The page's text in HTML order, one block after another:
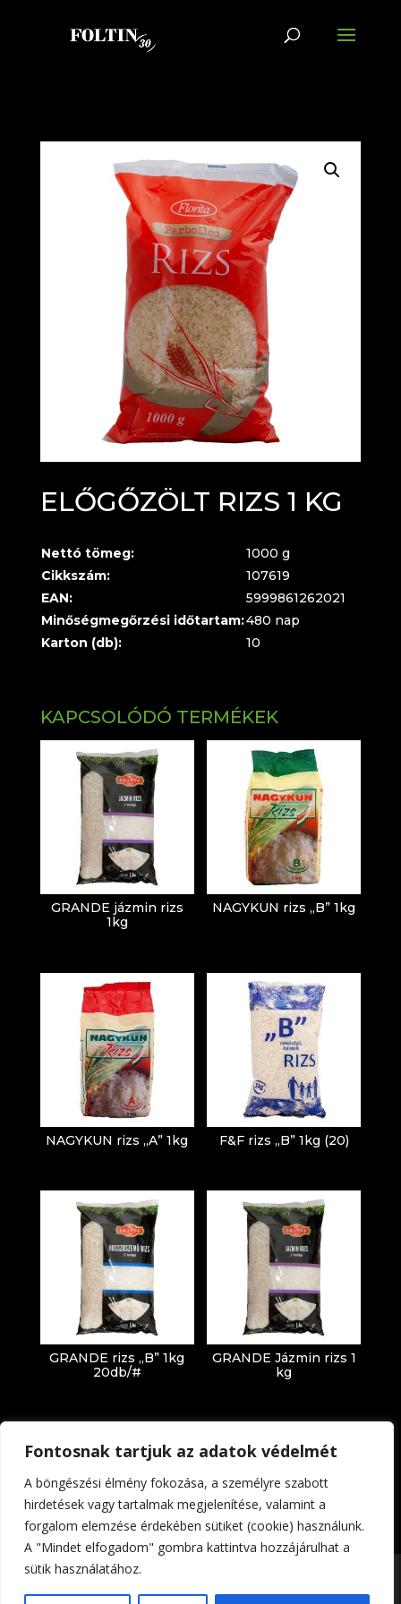
Fontosnak tartjuk az adatok védelmét
A böngészési élmény fokozása, a személyre szabott
hirdetések vagy tartalmak megjelenítése, valamint a
forgalom elemzése érdekében sütiket (cookie) használunk.
A "Mindet elfogadom" gombra kattintva hozzájárulhat a
sütik használatához.
ELŐGŐZÖLT RIZS 1 KG
Nettó tömeg:
1000 g
Cikkszám:
107619
EAN:
5999861262021
Minőségmegőrzési időtartam:480 nap
Karton (db):
10
KAPCSOLÓDÓ TERMÉKEK
GRANDE jázmin rizs
1kg
NAGYKUN rizs „B” 1kg
NAGYKUN rizs „A” 1kg F&F rizs „B” 1kg (20)
GRANDE rizs „B” 1kg
20db/#
GRANDE Jázmin rizs 1
kg
Impresszum Adatkezelési tájékoztató